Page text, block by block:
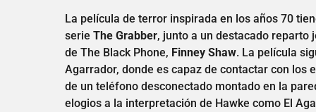
La película de terror inspirada en los años 70
serie The Grabber, junto a un destacado reparto
de The Black Phone, Finney Shaw. La película
Agarrador, donde es capaz de contactar con
de un teléfono desconectado montado en la
elogios a la interpretación de Hawke como El